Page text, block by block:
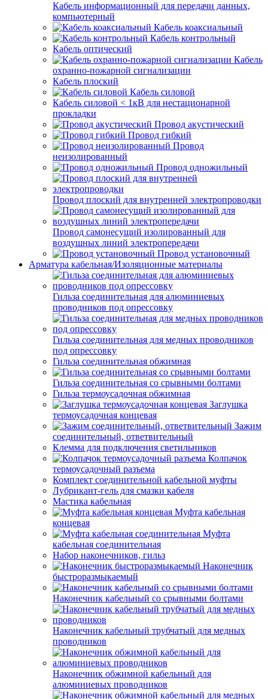
Кабель информационный для передачи данных,
компьютерный
Кабель коаксиальный
Кабель контрольный
Кабель оптический
Кабель
охранно-пожарной сигнализации
Кабель плоский
Кабель силовой
Кабель силовой < 1кВ для нестационарной
прокладки
Провод акустический
Провод гибкий
Провод
неизолированный
Провод одножильный
Провод плоский для внутренней электропроводки
Провод самонесущий изолированный для
воздушных линий электропередачи
Провод установочный
Арматура кабельная/Изоляционные материалы
Гильза соединительная для алюминиевых
проводников под опрессовку
Гильза соединительная для медных проводников
под опрессовку
Гильза соединительная обжимная
Гильза соединительная со срывными болтами
Гильза термоусадочная обжимная
Заглушка
термоусадочная концевая
Зажим
соединительный, ответвительный
Клемма для подключения светильников
Колпачок
термоусадочный разъема
Комплект соединительной кабельной муфты
Лубрикант-гель для смазки кабеля
Мастика кабельная
Муфта кабельная
концевая
Муфта
кабельная соединительная
Набор наконечников, гильз
Наконечник
быстроразмыкаемый
Наконечник кабельный со срывными болтами
Наконечник кабельный трубчатый для медных
проводников
Наконечник обжимной кабельный для
алюминиевых проводников